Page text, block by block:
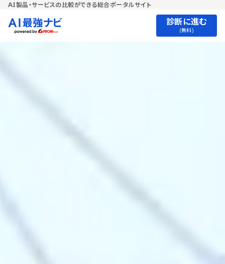
AI製品・サービスの比較ができる総合ポータルサイト
診断に進む
(無料)